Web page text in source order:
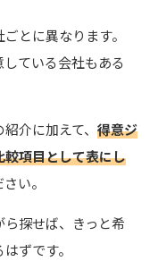
とに異なります。
ている会社もある
介に加えて、得意ジ
項目として表にし
い。
探せば、きっと希
ずです。